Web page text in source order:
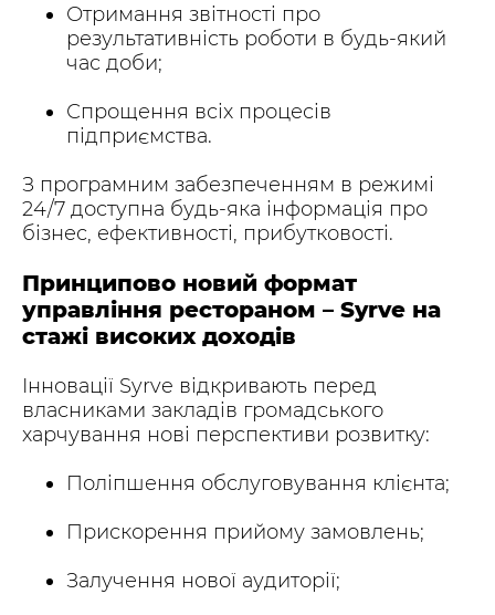
Отримання звітності про
результативність роботи в будь-який
час доби;
Спрощення всіх процесів
підприємства.
З програмним забезпеченням в режимі
24/7 доступна будь-яка інформація про
бізнес, ефективності, прибутковості.
Принципово новий формат
управління рестораном – Syrve на
стажі високих доходів
Інновації Syrve відкривають перед
власниками закладів громадського
харчування нові перспективи розвитку:
Поліпшення обслуговування клієнта;
Прискорення прийому замовлень;
Залучення нової аудиторії;